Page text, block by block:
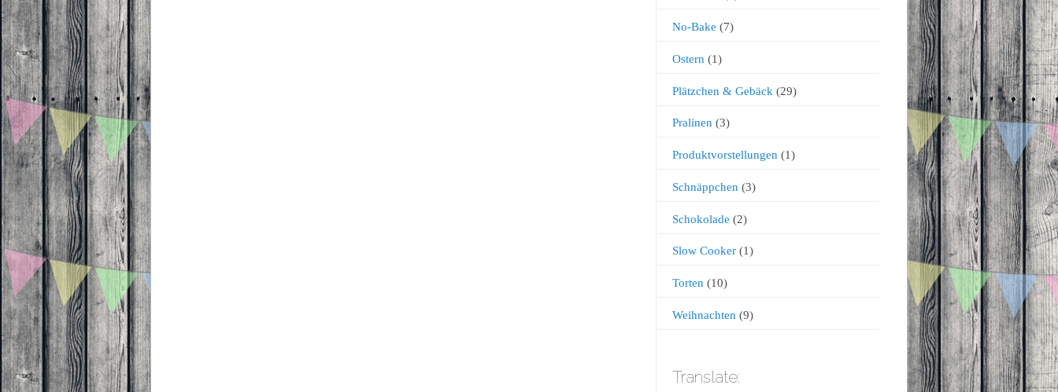
No-Bake (7)
Ostern (1)
Plätzchen & Gebäck (29)
Pralinen (3)
Produktvorstellungen (1)
Schnäppchen (3)
Schokolade (2)
Slow Cooker(1)
Torten (10)
Weihnachten (9)
Translate: